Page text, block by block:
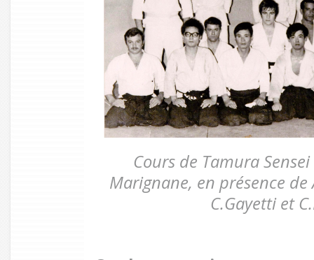
Cours de Tamura
Marignane, en présence de
C.Gayetti et